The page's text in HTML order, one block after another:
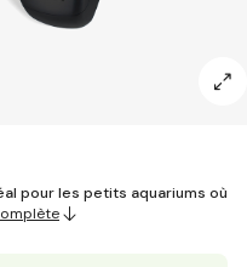
pour les petits aquariums où